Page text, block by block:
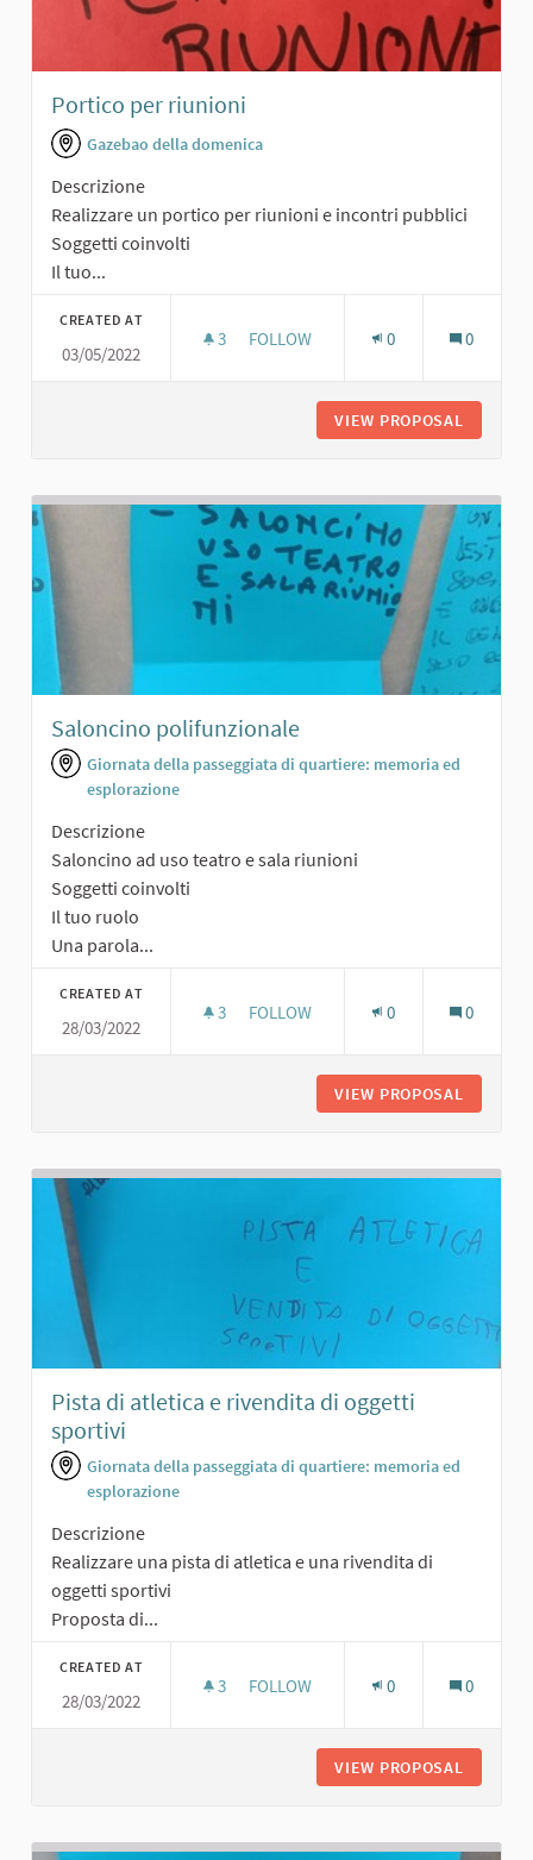
Portico per riunioni
Gazebao della domenica
Descrizione
Realizzare un portico per riunioni e incontri pubblici
Soggetti coinvolti
Il tuo...
CREATED AT
03/05/2022
3 3 FOLLOWERS
FOLLOW 0 0
VIEW PROPOSAL
Saloncino polifunzionale
Giornata della passeggiata di quartiere: memoria ed
esplorazione
Descrizione
Saloncino ad uso teatro e sala riunioni
Soggetti coinvolti
Il tuo ruolo
Una parola...
CREATED AT
28/03/2022
3 3 FOLLOWERS
FOLLOW 0 0
VIEW PROPOSAL
Pista di atletica e rivendita di oggetti
sportivi
Giornata della passeggiata di quartiere: memoria ed
esplorazione
Descrizione
Realizzare una pista di atletica e una rivendita di
oggetti sportivi
Proposta di...
CREATED AT
28/03/2022
3 3 FOLLOWERS
FOLLOW 0 0
VIEW PROPOSAL